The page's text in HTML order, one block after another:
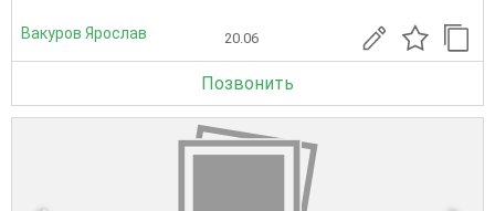
Вакуров Ярослав 20.06
Позвонить